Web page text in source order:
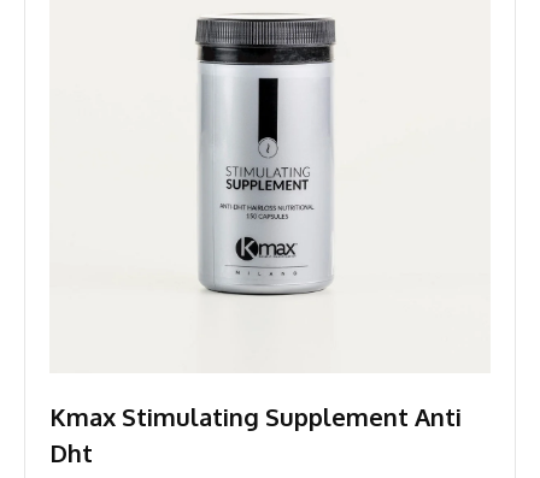
Kmax Stimulating Supplement Anti
Dht